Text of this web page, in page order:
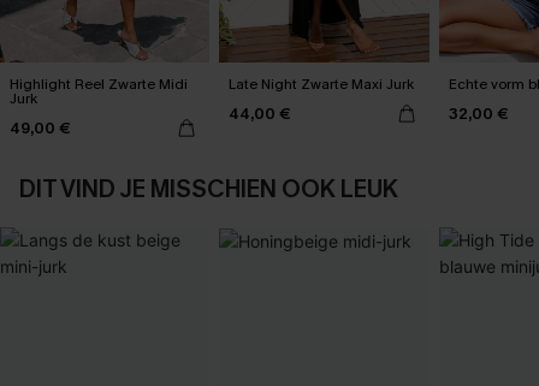
Highlight Reel Zwarte Midi
Jurk
49,00 €
Late Night Zwarte Maxi Jurk
44,00 €
Echte vorm
32,00 €
DIT VIND JE MISSCHIEN OOK LEUK